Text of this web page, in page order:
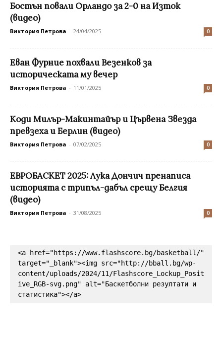
Бостън повали Орландо за 2-0 на Изток
(видео)
Виктория Петрова - 24/04/2025 0
Еван Фурние похвали Везенков за
историческата му вечер
Виктория Петрова - 11/01/2025 0
Коди Милър-Макинтайър и Цървена Звезда
превзеха и Берлин (видео)
Виктория Петрова - 07/02/2025 0
ЕВРОБАСКЕТ 2025: Лука Дончич пренаписа
историята с трипъл-дабъл срещу Белгия
(видео)
Виктория Петрова - 31/08/2025 0
<a href="https://www.flashscore.bg/basketball/"
target="_blank"><img src="http://bball.bg/wp-
content/uploads/2024/11/Flashscore_Lockup_Posit
ive_RGB-svg.png" alt="Баскетболни резултати и
статистика"></a>